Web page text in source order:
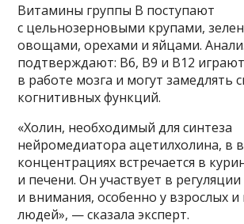
Витамины группы B поступают
с цельнозерновыми крупами,
овощами, орехами и яйцами.
подтверждают: B6, B9 и B12
в работе мозга и могут замедлять
когнитивных функций.
«Холин, необходимый для синтеза
нейромедиатора ацетилхолина, в
концентрациях встречается в
и печени. Он участвует в
и внимания, особенно у взрослых
людей», — сказала эксперт.